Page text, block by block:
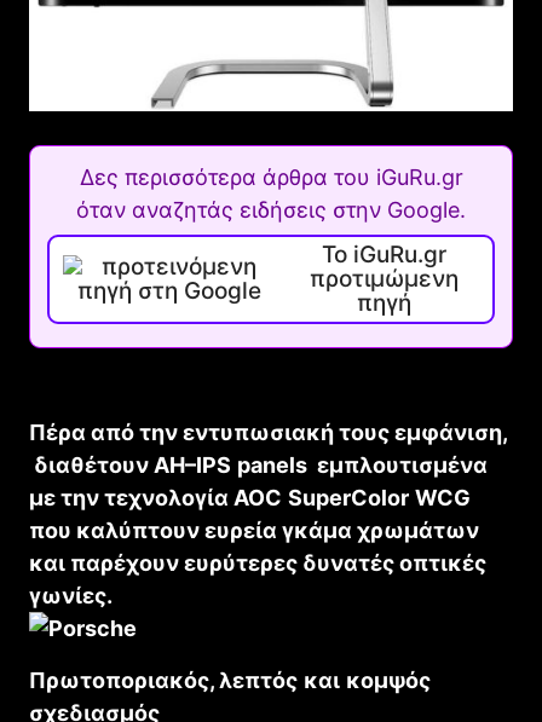
Δες περισσότερα άρθρα του iGuRu.gr
όταν αναζητάς ειδήσεις στην Google.
Το iGuRu.gr
προτιμώμενη
πηγή
Πέρα από την εντυπωσιακή τους εμφάνιση,
διαθέτουν AH–IPS panels εμπλουτισμένα
με την τεχνολογία AOC SuperColor WCG
που καλύπτουν ευρεία γκάμα χρωμάτων
και παρέχουν ευρύτερες δυνατές οπτικές
γωνίες.
Πρωτοποριακός, λεπτός και κομψός
σχεδιασμός